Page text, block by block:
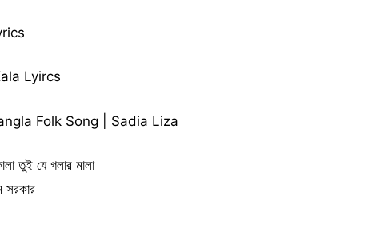
Lyircs
Folk Song | Sadia Liza
তুই যে গলার মালা
সরকার